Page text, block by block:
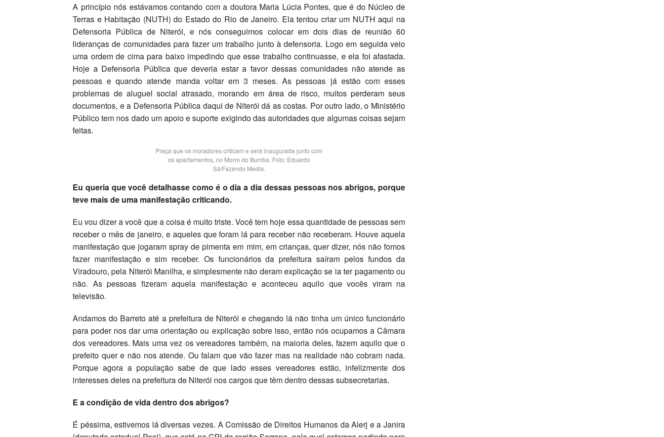
A princípio nós estávamos contando com a doutora Maria Lúcia Pontes, que é do Núcleo de
Terras e Habitação (NUTH) do Estado do Rio de Janeiro. Ela tentou criar um NUTH aqui na
Defensoria Pública de Niterói, e nós conseguimos colocar em dois dias de reunião 60
lideranças de comunidades para fazer um trabalho junto à defensoria. Logo em seguida veio
uma ordem de cima para baixo impedindo que esse trabalho continuasse, e ela foi afastada.
Hoje a Defensoria Pública que deveria estar a favor dessas comunidades não atende as
pessoas e quando atende manda voltar em 3 meses. As pessoas já estão com esses
problemas de aluguel social atrasado, morando em área de risco, muitos perderam seus
documentos, e a Defensoria Pública daqui de Niterói dá as costas. Por outro lado, o Ministério
Público tem nos dado um apoio e suporte exigindo das autoridades que algumas coisas sejam
feitas.
Praça que os moradores criticam e será inaugurada junto com
os apartamentos, no Morro do Bumba. Foto: Eduardo
Sá/Fazendo Media.
Eu queria que você detalhasse como é o dia a dia dessas pessoas nos abrigos, porque
teve mais de uma manifestação criticando.
Eu vou dizer a você que a coisa é muito triste. Você tem hoje essa quantidade de pessoas sem
receber o mês de janeiro, e aqueles que foram lá para receber não receberam. Houve aquela
manifestação que jogaram spray de pimenta em mim, em crianças, quer dizer, nós não fomos
fazer manifestação e sim receber. Os funcionários da prefeitura saíram pelos fundos da
Viradouro, pela Niterói Manilha, e simplesmente não deram explicação se ia ter pagamento ou
não. As pessoas fizeram aquela manifestação e aconteceu aquilo que vocês viram na
televisão.
Andamos do Barreto até a prefeitura de Niterói e chegando lá não tinha um único funcionário
para poder nos dar uma orientação ou explicação sobre isso, então nós ocupamos a Câmara
dos vereadores. Mais uma vez os vereadores também, na maioria deles, fazem aquilo que o
prefeito quer e não nos atende. Ou falam que vão fazer mas na realidade não cobram nada.
Porque agora a população sabe de que lado esses vereadores estão, infelizmente dos
interesses deles na prefeitura de Niterói nos cargos que têm dentro dessas subsecretarias.
E a condição de vida dentro dos abrigos?
É péssima, estivemos lá diversas vezes. A Comissão de Direitos Humanos da Alerj e a Janira